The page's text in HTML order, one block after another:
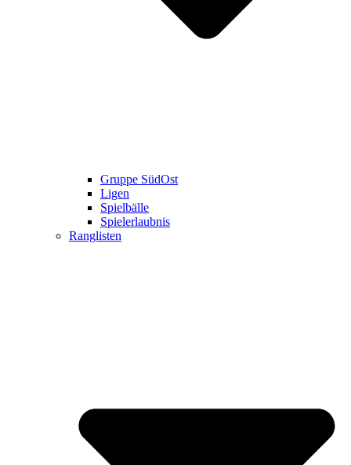
Gruppe SüdOst
Ligen
Spielbälle
Spielerlaubnis
Ranglisten